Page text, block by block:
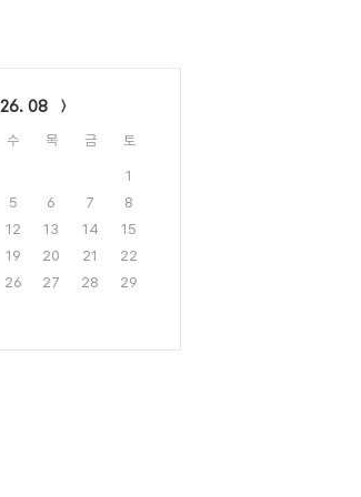
08
수 목 금 토
1
5 6 7
8
12 13 14
15
19 20 21
22
26 27 28
29